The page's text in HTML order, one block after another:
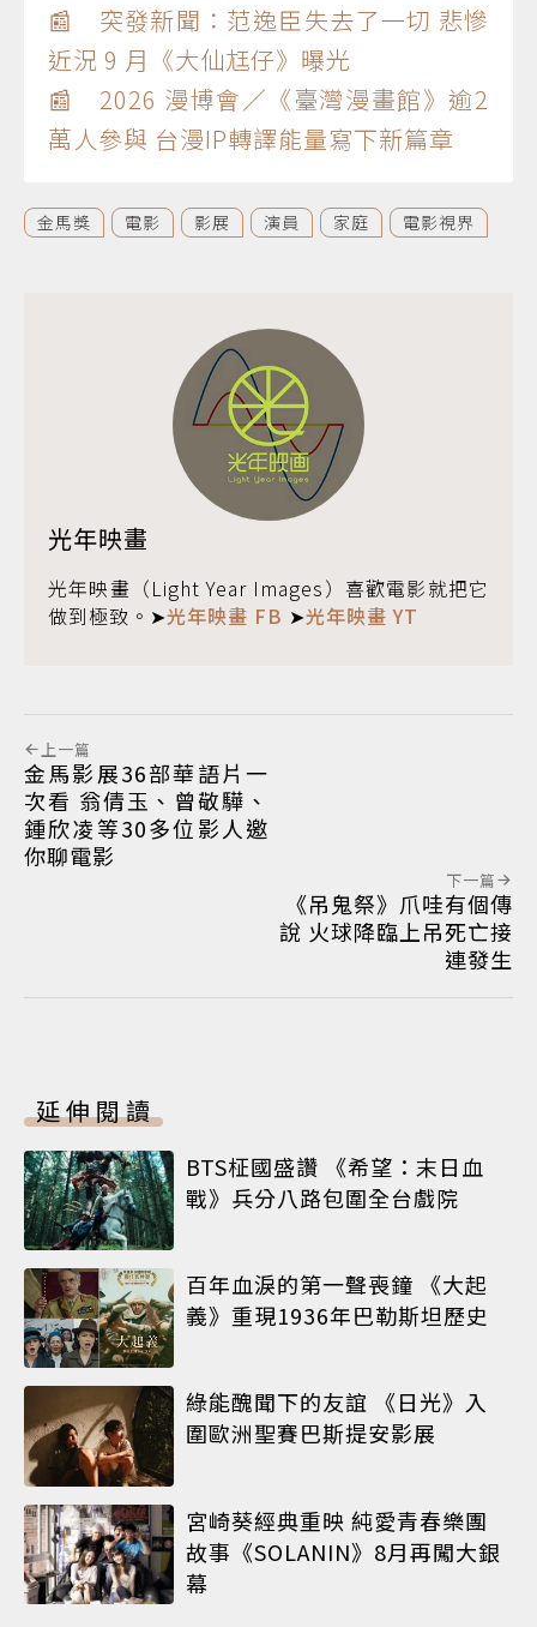
📰 突發新聞：范逸臣失去了一切 悲慘
近況 9 月《大仙尪仔》曝光
📰 2026 漫博會／《臺灣漫畫館》逾2
萬人參與 台漫IP轉譯能量寫下新篇章
金馬獎 電影 影展 演員 家庭 電影視界
光年映畫
光年映畫（Light Year Images）喜歡電影就把它
做到極致。➤光年映畫 FB ➤光年映畫 YT
上一篇
金馬影展36部華語片一
次看 翁倩玉、曾敬驊、
鍾欣凌等30多位影人邀
你聊電影
下一篇
《吊鬼祭》爪哇有個傳
說 火球降臨上吊死亡接
連發生
延伸閱讀
BTS柾國盛讚 《希望：末日血
戰》兵分八路包圍全台戲院
百年血淚的第一聲喪鐘 《大起
義》重現1936年巴勒斯坦歷史
綠能醜聞下的友誼 《日光》入
圍歐洲聖賽巴斯提安影展
宮崎葵經典重映 純愛青春樂團
故事《SOLANIN》8月再闖大銀
幕